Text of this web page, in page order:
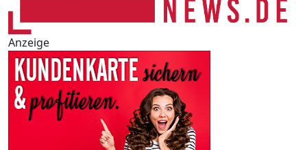
Anzeige